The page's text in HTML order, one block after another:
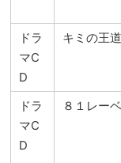
ドラ
マC
D
キミの王道
ドラ
マC
D
８１レー